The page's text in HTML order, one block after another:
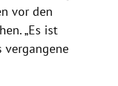
vor den
„Es ist
vergangene